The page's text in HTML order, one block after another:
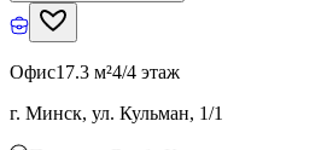
Офис17.3 м²4/4 этаж
г. Минск, ул. Кульман, 1/1